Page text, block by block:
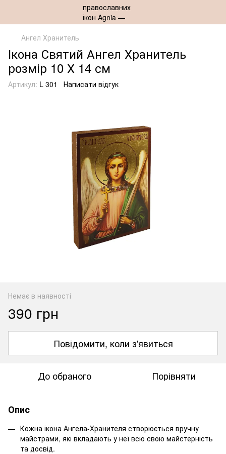
Ангел Хранитель
Ікона Святий Ангел Хранитель
розмір 10 Х 14 см
Артикул: L 301 Написати відгук
Немає в наявності
390 грн
Повідомити, коли з'явиться
До обраного Порівняти
Опис
Кожна ікона Ангела-Хранителя створюється вручну
майстрами, які вкладають у неї всю свою майстерність
та досвід.